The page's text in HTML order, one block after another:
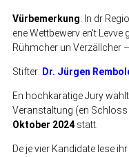
Vürbemerkung: In dr
ene Wettbewerv en’t
Rühmcher un Verzällcher
Stifter: Dr. Jürgen
En hochkarätige Jury
Veranstaltung (en
Oktober 2024 statt.
De je vier Kandidate lese